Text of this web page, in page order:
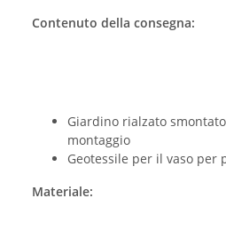
Contenuto della consegna:
Giardino rialzato
montaggio
Geotessile per il vaso per
Materiale: